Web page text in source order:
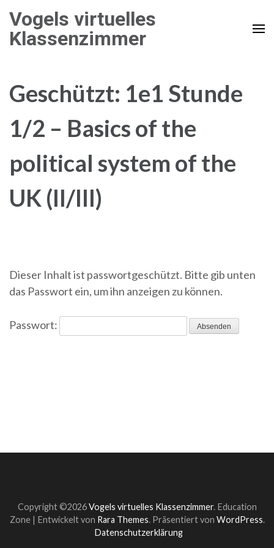
Inhalt
springen
Vogels virtuelles
Klassenzimmer
Geschützt: 1e1 Stunde
1/2 – Basics of the
political system of the
UK (II/III)
Dieser Inhalt ist passwortgeschützt. Bitte gib unten
das Passwort ein, um ihn anzeigen zu können.
Passwort:
Copyright ©2026Vogels virtuelles Klassenzimmer. Education
Zone | Entwickelt von Rara Themes. Präsentiert von WordPress.
Datenschutzerklärung